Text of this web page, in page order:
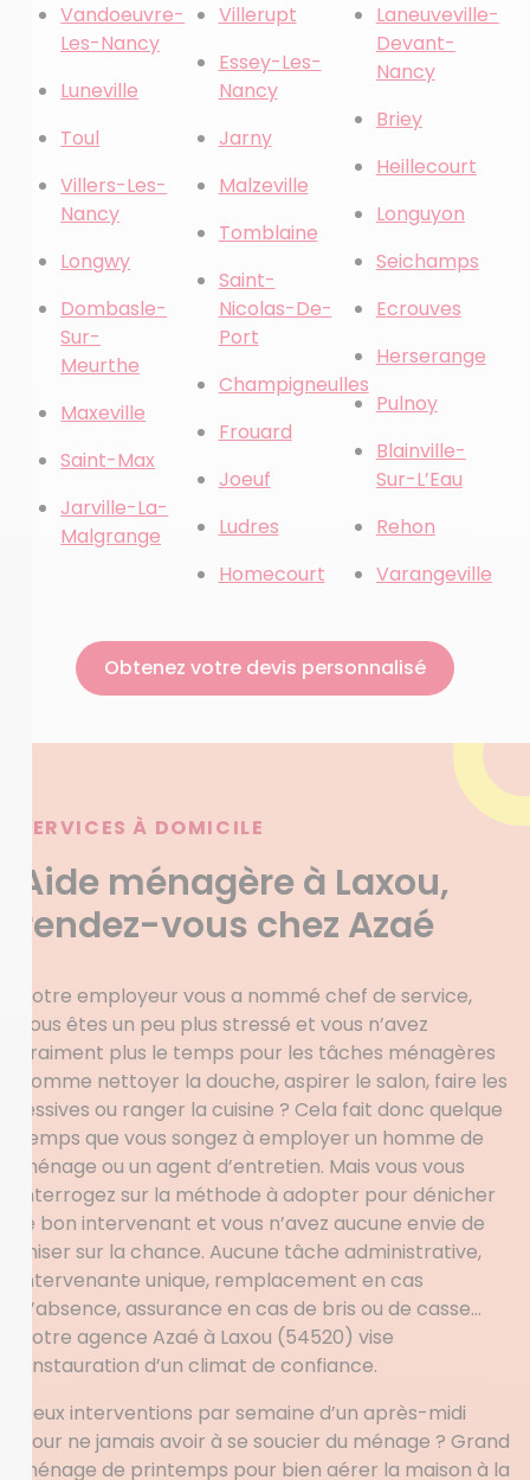
Vandoeuvre-
Les-Nancy
Luneville
Toul
Villers-Les-
Nancy
Longwy
Dombasle-
Sur-
Meurthe
Maxeville
Saint-Max
Jarville-La-
Malgrange
Villerupt
Essey-Les-
Nancy
Jarny
Malzeville
Tomblaine
Saint-
Nicolas-De-
Port
Champigneulles
Frouard
Joeuf
Ludres
Homecourt
Laneuveville-
Devant-
Nancy
Briey
Heillecourt
Longuyon
Seichamps
Ecrouves
Herserange
Pulnoy
Blainville-
Sur-L’Eau
Rehon
Varangeville
Obtenez votre devis personnalisé
SERVICES À DOMICILE
Aide ménagère à Laxou,
rendez-vous chez Azaé
Votre employeur vous a nommé chef de service,
vous êtes un peu plus stressé et vous n’avez
vraiment plus le temps pour les tâches ménagères
comme nettoyer la douche, aspirer le salon, faire les
lessives ou ranger la cuisine ? Cela fait donc quelque
temps que vous songez à employer un homme de
ménage ou un agent d’entretien. Mais vous vous
interrogez sur la méthode à adopter pour dénicher
le bon intervenant et vous n’avez aucune envie de
miser sur la chance. Aucune tâche administrative,
intervenante unique, remplacement en cas
d’absence, assurance en cas de bris ou de casse…
Votre agence Azaé à Laxou (54520) vise
l’instauration d’un climat de confiance.
Deux interventions par semaine d’un après-midi
pour ne jamais avoir à se soucier du ménage ? Grand
ménage de printemps pour bien aérer la maison à la